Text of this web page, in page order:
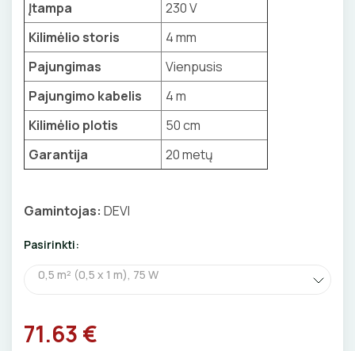
VENTILIATORIAI
BATERIJOS
EL. SKAMBUČIAI
ŽAIBOSAUGA IR ĮŽEMINIMAS
BŪGNAI KABELIŲ VYNIOJIMUI
GRĘŽIMO KARŪNOS, GRĄŽTAI
GULSČIUKAI
ETIKEČIŲ SPAUSDINTUVAI
KALIMO ĮRANKIAI
ŽYMEKLIAI
Izoliacinės plokštės
Įtampa
230 V
Kilimėlio storis
4 mm
Pajungimas
Vienpusis
Pajungimo kabelis
4 m
Kilimėlio plotis
50 cm
Garantija
20 metų
Gamintojas: DEVI
Pasirinkti:
0,5 m² (0,5 x 1 m), 75 W
71.63 €